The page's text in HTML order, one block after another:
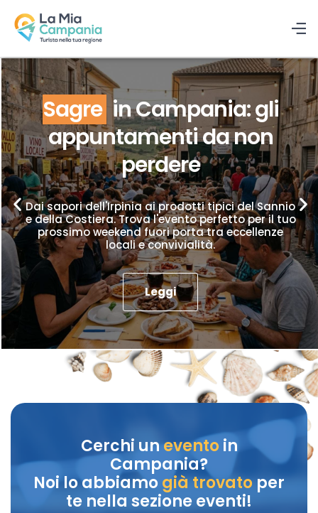
Sagre in Campania: gli
appuntamenti da non
perdere
Dai sapori dell'Irpinia ai prodotti tipici del Sannio
e della Costiera. Trova l'evento perfetto per il tuo
prossimo weekend fuori porta tra eccellenze
locali e convivialità.
Leggi
Cerchi unevento in
Campania?
Noi lo abbiamo già trovatoper
te nella sezione eventi!